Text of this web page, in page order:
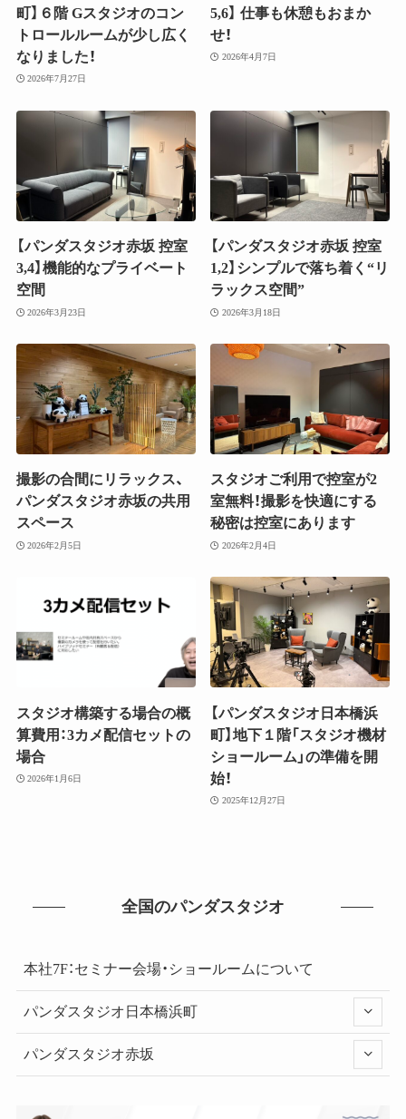
町】６階 Gスタジオのコン
トロールルームが少し広く
なりました！
2026年7月27日
5,6】 仕事も休憩もおまか
せ！
2026年4月7日
【パンダスタジオ赤坂 控室
3,4】機能的なプライベート
空間
2026年3月23日
【パンダスタジオ赤坂 控室
1,2】シンプルで落ち着く“リ
ラックス空間”
2026年3月18日
撮影の合間にリラックス、
パンダスタジオ赤坂の共用
スペース
2026年2月5日
スタジオご利用で控室が2
室無料！撮影を快適にする
秘密は控室にあります
2026年2月4日
スタジオ構築する場合の概
算費用：3カメ配信セットの
場合
2026年1月6日
【パンダスタジオ日本橋浜
町】地下１階「スタジオ機材
ショールーム」の準備を開
始！
2025年12月27日
全国のパンダスタジオ
本社7F：セミナー会場・ショールームについて
パンダスタジオ日本橋浜町
パンダスタジオ赤坂